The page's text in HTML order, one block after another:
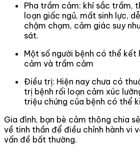
Pha trầm cảm: khí sắc trầm,
loạn giấc ngủ, mất sinh lực,
chậm chạm, cảm giác suy
sát.
Một số người bệnh có thể kết
cảm và trầm cảm
Điều trị: Hiện nay chưa có
trị bệnh rối loạn cảm xúc
triệu chứng của bệnh có thể
Gia đình, bạn bè cảm thông chia
về tinh thần để điều chỉnh hành vi
vấn đề bất thường.